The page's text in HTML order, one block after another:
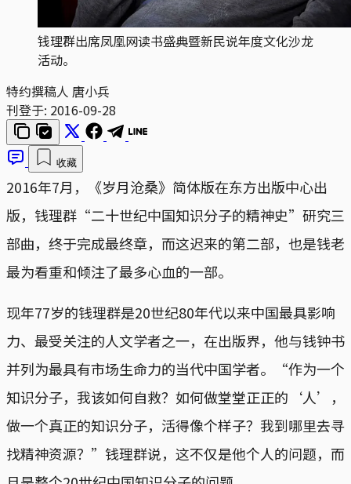
钱理群出席凤凰网读书盛典暨新民说年度文化沙龙
活动。
特约撰稿人 唐小兵
刊登于: 2016-09-28
收藏
2016年7月，《岁月沧桑》简体版在东方出版中心出
版，钱理群“二十世纪中国知识分子的精神史”研究三
部曲，终于完成最终章，而这迟来的第二部，也是钱老
最为看重和倾注了最多心血的一部。
现年77岁的钱理群是20世纪80年代以来中国最具影响
力、最受关注的人文学者之一，在出版界，他与钱钟书
并列为最具有市场生命力的当代中国学者。“作为一个
知识分子，我该如何自救？如何做堂堂正正的‘人’，
做一个真正的知识分子，活得像个样子？我到哪里去寻
找精神资源？”钱理群说，这不仅是他个人的问题，而